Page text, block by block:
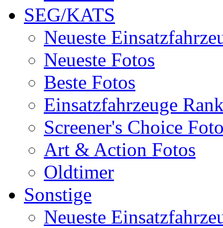
SEG/KATS
Neueste
Neueste Fotos
Beste Fotos
Einsatzfahrzeuge
Screener's Choice
Art & Action Fotos
Oldtimer
Sonstige
Neueste